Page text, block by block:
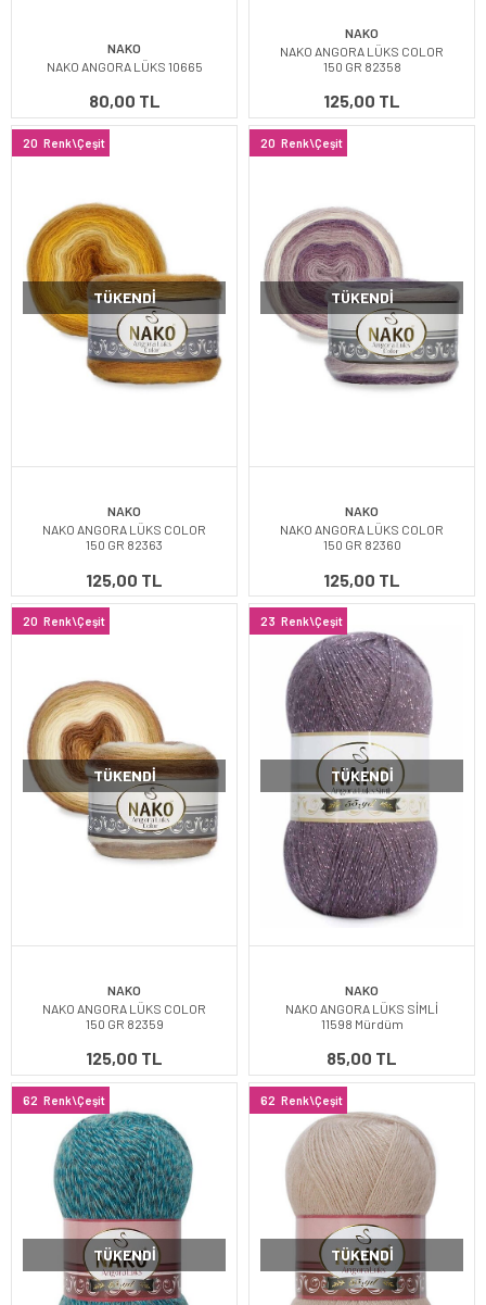
NAKO
NAKO ANGORA LÜKS 10665
80,00 TL
NAKO
NAKO ANGORA LÜKS COLOR
150 GR 82358
125,00 TL
20 Renk\Çeşit
TÜKENDI
NAKO
NAKO ANGORA LÜKS COLOR
150 GR 82363
125,00 TL
20 Renk\Çeşit
TÜKENDI
NAKO
NAKO ANGORA LÜKS COLOR
150 GR 82360
125,00 TL
20 Renk\Çeşit
TÜKENDI
NAKO
NAKO ANGORA LÜKS COLOR
150 GR 82359
125,00 TL
23 Renk\Çeşit
TÜKENDI
NAKO
NAKO ANGORA LÜKS SİMLİ
11598 Mürdüm
85,00 TL
62 Renk\Çeşit
TÜKENDI
62 Renk\Çeşit
TÜKENDI